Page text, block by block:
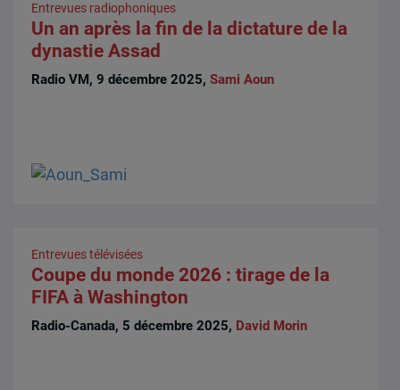
Entrevues radiophoniques
Un an après la fin de la dictature de la
dynastie Assad
Radio VM, 9 décembre 2025,Sami Aoun
Entrevues télévisées
Coupe du monde 2026 : tirage de la
FIFA à Washington
Radio-Canada, 5 décembre 2025, David Morin